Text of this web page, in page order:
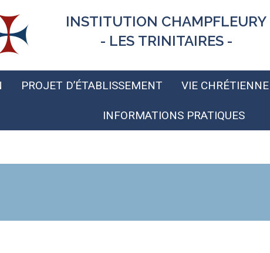
INSTITUTION CHAMPFLEURY
- LES TRINITAIRES -
PROJET D’ÉTABLISSEMENT VIE CHRÉTIENNE
INFORMATIONS PRATIQUES